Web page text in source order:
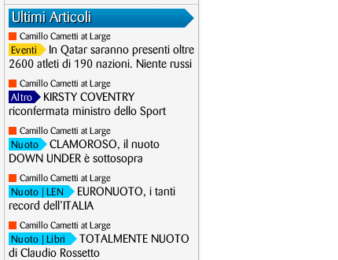
Ultimi Articoli
Camillo Cametti at Large
Eventi
In Qatar saranno presenti oltre
2600 atleti di 190 nazioni. Niente russi
Camillo Cametti at Large
Altro
KIRSTY COVENTRY
riconfermata ministro dello Sport
Camillo Cametti at Large
Nuoto
CLAMOROSO, il nuoto
DOWN UNDER è sottosopra
Camillo Cametti at Large
Nuoto | LEN
EURONUOTO, i tanti
record dell’ITALIA
Camillo Cametti at Large
Nuoto | Libri
TOTALMENTE NUOTO
di Claudio Rossetto